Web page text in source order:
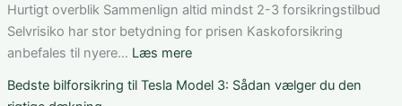
du
pris,
dækning
vilkår
bilforsikring
til
Mercedes
Klasse:
Hurtigt overblik Sammenlign altid mindst 2-3 forsikringstilbud
Selvrisiko har stor betydning for prisen Kaskoforsikring
anbefales til nyere… Læs mere:
får
Bedste bilforsikring til Tesla Model 3: Sådan vælger du den